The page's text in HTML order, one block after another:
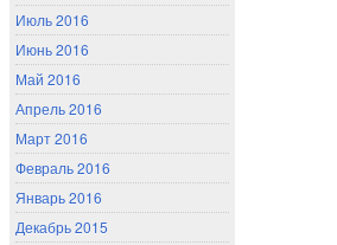
Июль 2016
Июнь 2016
Май 2016
Апрель 2016
Март 2016
Февраль 2016
Январь 2016
Декабрь 2015